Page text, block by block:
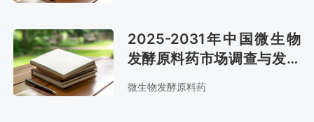
2025-2031年中国微生物
发酵原料药市场调查与发展
前景预测报告
微生物发酵原料药